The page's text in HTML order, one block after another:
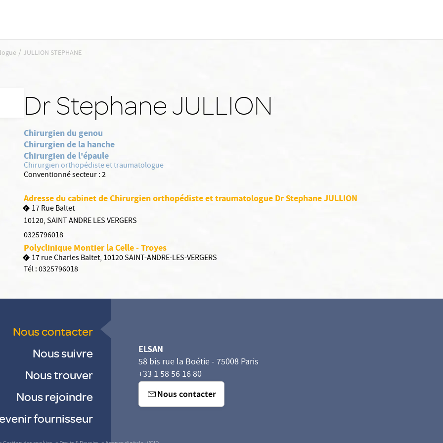
/ JULLION STEPHANE
Dr Stephane JULLION
Chirurgien du genou
Chirurgien de la hanche
Chirurgien de l'épaule
Chirurgien orthopédiste et traumatologue
Conventionné secteur :2
Adresse du cabinet de Chirurgien orthopédiste et traumatologue Dr Stephane JULLION
17 Rue Baltet
10120,SAINT ANDRE LES VERGERS
0325796018
Polyclinique Montier la Celle - Troyes
17 rue Charles Baltet, 10120 SAINT-ANDRE-LES-VERGERS
Tél :0325796018
Nous contacter
Nous suivre
Nous trouver
Nous rejoindre
fournisseur
ELSAN
58 bis rue la Boétie - 75008 Paris
+33 1 58 56 16 80
Nous contacter